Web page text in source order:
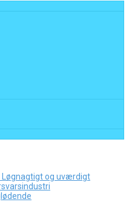
Løgnagtigt og uværdigt